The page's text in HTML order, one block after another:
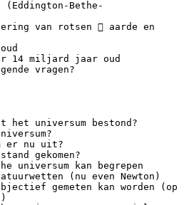
Bethe-
van rotsen  aarde en
14 miljard jaar oud
vragen?
het universum bestond?
er nu uit?
gekomen?
universum kan begrepen
(nu even Newton)
gemeten kan worden (op